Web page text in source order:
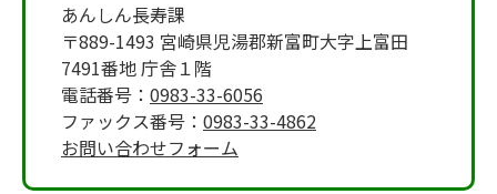
あんしん長寿課
〒889-1493 宮崎県児湯郡新富町大字上富田
7491番地 庁舎１階
電話番号： 0983-33-6056
ファックス番号： 0983-33-4862
お問い合わせフォーム